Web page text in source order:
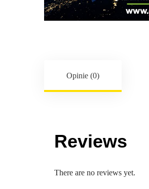
Opinie (0)
Reviews
There are no reviews yet.